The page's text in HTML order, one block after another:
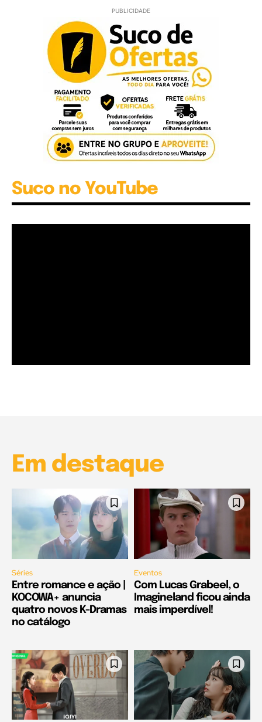
PUBLICIDADE
Suco no YouTube
Em destaque
Séries
Entre romance e ação |
KOCOWA+ anuncia
quatro novos K-Dramas
no catálogo
Eventos
Com Lucas Grabeel, o
Imagineland ficou ainda
mais imperdível!